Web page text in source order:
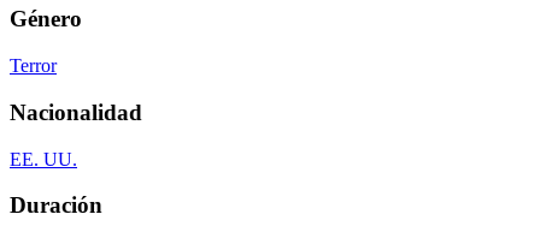
Género
Terror
Nacionalidad
EE. UU.
Duración